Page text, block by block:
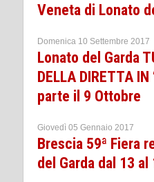
Veneta di Lonato
Domenica 10 Settembre 2017
Lonato del Garda
DELLA DIRETTA IN
parte il 9 Ottobre
Giovedì 05 Gennaio 2017
Brescia 59ª Fiera
del Garda dal 13